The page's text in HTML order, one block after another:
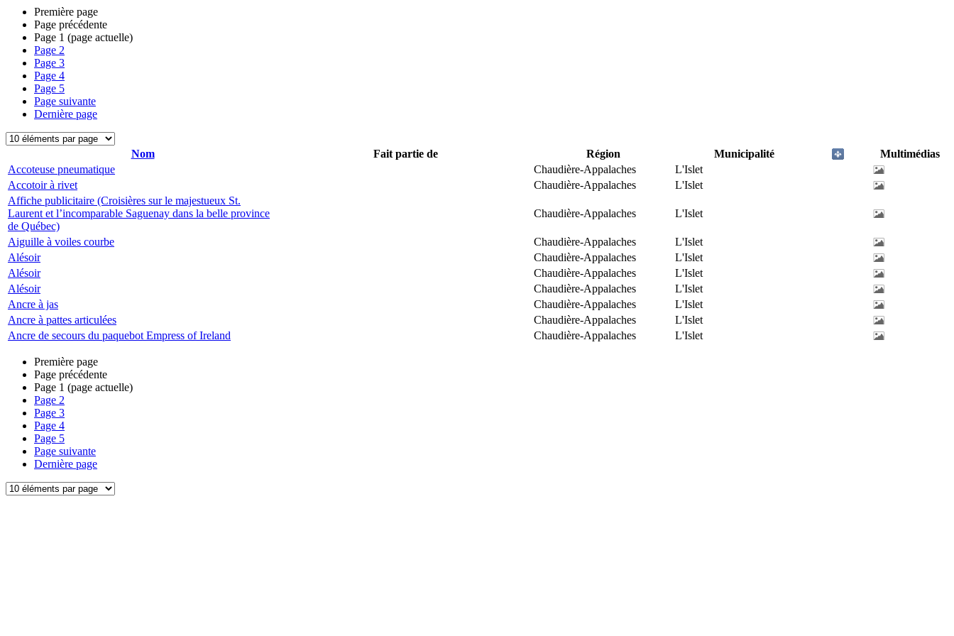
Première page
Page précédente
Page 1 (page actuelle)
Page 2
Page 3
Page 4
Page 5
Page suivante
Dernière page
Nom Fait partie de Région Municipalité
Multimédias
Accoteuse pneumatique
Chaudière-Appalaches
L'Islet
Accotoir à rivet
Chaudière-Appalaches
L'Islet
Affiche publicitaire (Croisières sur le majestueux St.
Laurent et l’incomparable Saguenay dans la belle province
de Québec)
Chaudière-Appalaches L'Islet
Aiguille à voiles courbe Chaudière-Appalaches
L'Islet
Alésoir
Chaudière-Appalaches
L'Islet
Alésoir
Chaudière-Appalaches
L'Islet
Alésoir
Chaudière-Appalaches
L'Islet
Ancre à jas
Chaudière-Appalaches
L'Islet
Ancre à pattes articulées
Chaudière-Appalaches
L'Islet
Ancre de secours du paquebot Empress of Ireland
Chaudière-Appalaches L'Islet
Première page
Page précédente
Page 1 (page actuelle)
Page 2
Page 3
Page 4
Page 5
Page suivante
Dernière page